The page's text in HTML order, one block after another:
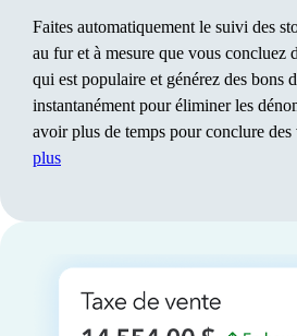
Explorez vos données plus en
Ayez toujours votre situation
main au même endroit. Intuit
indications, analyse les données et
fonction de vos ICP pour vous aider à
d'avance**.
Faites automatiquement le suivi des
au fur et à mesure que vous concluez
qui est populaire et générez des bons
instantanément pour éliminer les
avoir plus de temps pour conclure
plus